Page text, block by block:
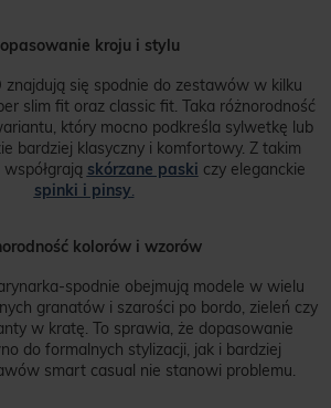
kroju i stylu
znajdują się spodnie do zestawów w kilku
slim fit oraz classic fit. Taka różnorodność
który mocno podkreśla sylwetkę lub
bardziej klasyczny i komfortowy. Z takim
skórzane paski czy eleganckie
spinki i pinsy.
kolorów i wzorów
spodnie obejmują modele w wielu
granatów i szarości po bordo, zieleń czy
w kratę. To sprawia, że dopasowanie
do formalnych stylizacji, jak i bardziej
smart casual nie stanowi problemu.